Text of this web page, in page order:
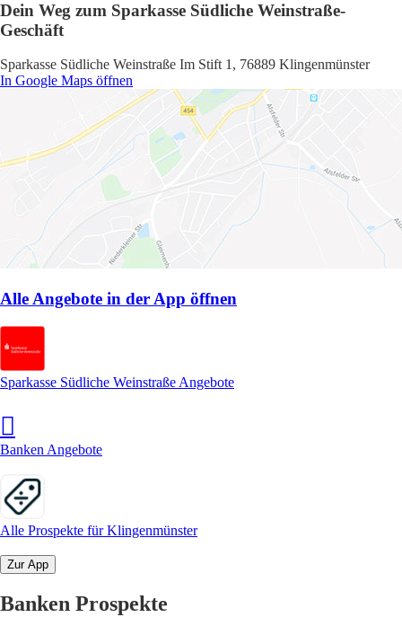
Dein Weg zum Sparkasse Südliche Weinstraße-
Geschäft
Sparkasse Südliche Weinstraße Im Stift 1, 76889 Klingenmünster
In Google Maps öffnen
Alle Angebote in der App öffnen
Sparkasse Südliche Weinstraße Angebote
Banken Angebote
Alle Prospekte für Klingenmünster
Zur App
Banken Prospekte